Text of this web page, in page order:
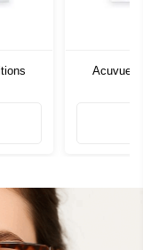
Acuvue